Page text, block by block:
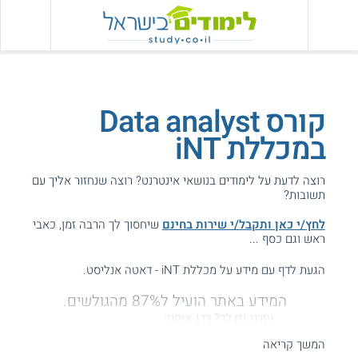
קורס Data analyst
במכללת iNT
רוצה לדעת על לימודים בנושאי אינטרנט? רוצה שנחזור אליך עם
תשובות?
לחץ/י כאן ותקבל/י שירות בחינם שיחסוך לך הרבה זמן, כאבי
ראש וגם כסף ...
הגעת לדף עם מידע על מכללת iNT - דאטה אנליסט.
המידע באתר הועיל ל87% מהגולשים.
עזרנו גם לך? דרג אותנו:
המשך קריאה